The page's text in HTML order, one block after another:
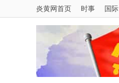
炎黄网首页 时事 国际